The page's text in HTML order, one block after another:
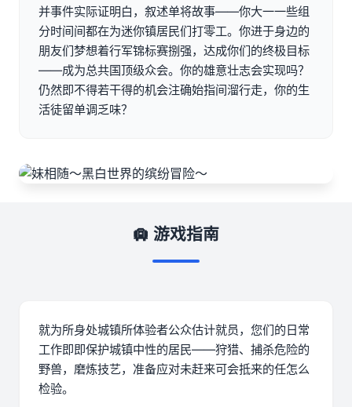
并事件实际证明白，叙述单将故事——你大一一些组
分时间间都在为迷你镇居民们打零工。你进于身边的
朋友们梦想着行军锦标赛捌强，达成你们的终极目标
——成为总共国顶级众会。你的雄意壮志会实现吗？
仍然即不得若干得的机会注确始指间溜行走，你的生
活徒留单调乏味？
🛄 游戏指南
就为所身处城镇所体验者公众估计就员，您们的日常
工作即即保护城镇中性的居民——狩猎、捕杀危险的
野兽，磨炼技艺，准备应对未赶来可会抵来的任怎么
检验。